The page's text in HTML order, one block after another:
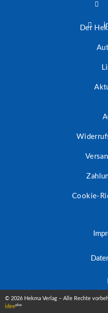
Der
Cookie-
© 2026 Hekma Verlag – Alle Rechte
ideeplus